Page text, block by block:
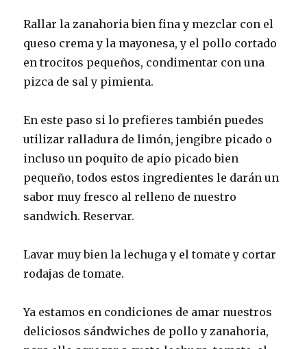
Rallar la zanahoria bien fina y mezclar con el
queso crema y la mayonesa, y el pollo cortado
en trocitos pequeños, condimentar con una
pizca de sal y pimienta.
En este paso si lo prefieres también puedes
utilizar ralladura de limón, jengibre picado o
incluso un poquito de apio picado bien
pequeño, todos estos ingredientes le darán un
sabor muy fresco al relleno de nuestro
sandwich. Reservar.
Lavar muy bien la lechuga y el tomate y cortar
rodajas de tomate.
Ya estamos en condiciones de amar nuestros
deliciosos sándwiches de pollo y zanahoria,